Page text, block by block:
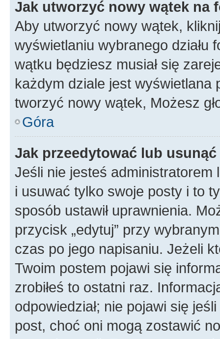
Jak utworzyć nowy wątek na
Aby utworzyć nowy wątek,
wyświetlaniu wybranego działu
wątku będziesz musiał się
każdym dziale jest wyświetlana
tworzyć nowy wątek, Możesz
Góra
Jak przeedytować lub
Jeśli nie jesteś
i usuwać tylko swoje posty i to
sposób ustawił uprawnienia.
przycisk „edytuj” przy
czas po jego napisaniu. Jeżeli
Twoim postem pojawi się
zrobiłeś to ostatni raz.
odpowiedział; nie pojawi się
post, choć oni mogą zostawić